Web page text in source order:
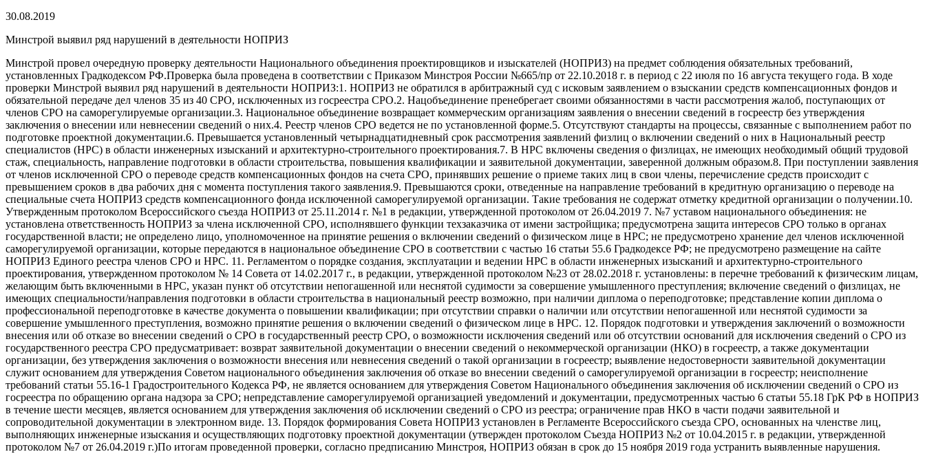
30.08.2019
Минстрой выявил ряд нарушений в деятельности НОПРИЗ
Минстрой провел очередную проверку деятельности Национального объединения проектировщиков и изыскателей (НОПРИЗ) на предмет соблюдения обязательных требований,
установленных Градкодексом РФ.Проверка была проведена в соответствии с Приказом Минстроя России №665/пр от 22.10.2018 г. в период с 22 июля по 16 августа текущего года. В ходе
проверки Минстрой выявил ряд нарушений в деятельности НОПРИЗ:1. НОПРИЗ не обратился в арбитражный суд с исковым заявлением о взыскании средств компенсационных фондов и
обязательной передаче дел членов 35 из 40 СРО, исключенных из госреестра СРО.2. Нацобъединение пренебрегает своими обязанностями в части рассмотрения жалоб, поступающих от
членов СРО на саморегулируемые организации.3. Национальное объединение возвращает коммерческим организациям заявления о внесении сведений в госреестр без утверждения
заключения о внесении или невнесении сведений о них.4. Реестр членов СРО ведется не по установленной форме.5. Отсутствуют стандарты на процессы, связанные с выполнением работ по
подготовке проектной документации.6. Превышается установленный четырнадцатидневный срок рассмотрения заявлений физлиц о включении сведений о них в Национальный реестр
специалистов (НРС) в области инженерных изысканий и архитектурно-строительного проектирования.7. В НРС включены сведения о физлицах, не имеющих необходимый общий трудовой
стаж, специальность, направление подготовки в области строительства, повышения квалификации и заявительной документации, заверенной должным образом.8. При поступлении заявления
от членов исключенной СРО о переводе средств компенсационных фондов на счета СРО, принявших решение о приеме таких лиц в свои члены, перечисление средств происходит с
превышением сроков в два рабочих дня с момента поступления такого заявления.9. Превышаются сроки, отведенные на направление требований в кредитную организацию о переводе на
специальные счета НОПРИЗ средств компенсационного фонда исключенной саморегулируемой организации. Такие требования не содержат отметку кредитной организации о получении.10.
Утвержденным протоколом Всероссийского съезда НОПРИЗ от 25.11.2014 г. №1 в редакции, утвержденной протоколом от 26.04.2019 7. №7 уставом национального объединения: не
установлена ответственность НОПРИЗ за члена исключенной СРО, исполнявшего функции техзаказчика от имени застройщика; предусмотрена защита интересов СРО только в органах
государственной власти; не определено лицо, уполномоченное на принятие решения о включении сведений о физическом лице в НРС; не предусмотрено хранение дел членов исключенной
саморегулируемой организации, которые передаются в национальное объединение СРО в соответствии с частью 16 статьи 55.6 Градкодексе РФ; не предусмотрено размещение на сайте
НОПРИЗ Единого реестра членов СРО и НРС. 11. Регламентом о порядке создания, эксплуатации и ведении НРС в области инженерных изысканий и архитектурно-строительного
проектирования, утвержденном протоколом № 14 Совета от 14.02.2017 г., в редакции, утвержденной протоколом №23 от 28.02.2018 г. установлены: в перечне требований к физическим лицам,
желающим быть включенными в НРС, указан пункт об отсутствии непогашенной или неснятой судимости за совершение умышленного преступления; включение сведений о физлицах, не
имеющих специальности/направления подготовки в области строительства в национальный реестр возможно, при наличии диплома о переподготовке; представление копии диплома о
профессиональной переподготовке в качестве документа о повышении квалификации; при отсутствии справки о наличии или отсутствии непогашенной или неснятой судимости за
совершение умышленного преступления, возможно принятие решения о включении сведений о физическом лице в НРС. 12. Порядок подготовки и утверждения заключений о возможности
внесения или об отказе во внесении сведений о СРО в государственный реестр СРО, о возможности исключения сведений или об отсутствии оснований для исключения сведений о СРО из
государственного реестра СРО предусматривает: возврат заявительной документации о внесении сведений о некоммерческой организации (НКО) в госреестр, а также документации
организации, без утверждения заключения о возможности внесения или невнесения сведений о такой организации в госреестр; выявление недостоверности заявительной документации
служит основанием для утверждения Советом национального объединения заключения об отказе во внесении сведений о саморегулируемой организации в госреестр; неисполнение
требований статьи 55.16-1 Градостроительного Кодекса РФ, не является основанием для утверждения Советом Национального объединения заключения об исключении сведений о СРО из
госреестра по обращению органа надзора за СРО; непредставление саморегулируемой организацией уведомлений и документации, предусмотренных частью 6 статьи 55.18 ГрК РФ в НОПРИЗ
в течение шести месяцев, является основанием для утверждения заключения об исключении сведений о СРО из реестра; ограничение прав НКО в части подачи заявительной и
сопроводительной документации в электронном виде. 13. Порядок формирования Совета НОПРИЗ установлен в Регламенте Всероссийского съезда СРО, основанных на членстве лиц,
выполняющих инженерные изыскания и осуществляющих подготовку проектной документации (утвержден протоколом Съезда НОПРИЗ №2 от 10.04.2015 г. в редакции, утвержденной
протоколом №7 от 26.04.2019 г.)По итогам проведенной проверки, согласно предписанию Минстроя, НОПРИЗ обязан в срок до 15 ноября 2019 года устранить выявленные нарушения.